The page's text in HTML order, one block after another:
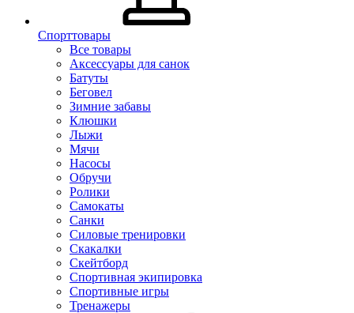
Спорттовары
Все товары
Аксессуары для санок
Батуты
Беговел
Зимние забавы
Клюшки
Лыжи
Мячи
Насосы
Обручи
Ролики
Самокаты
Санки
Силовые тренировки
Скакалки
Скейтборд
Спортивная экипировка
Спортивные игры
Тренажеры